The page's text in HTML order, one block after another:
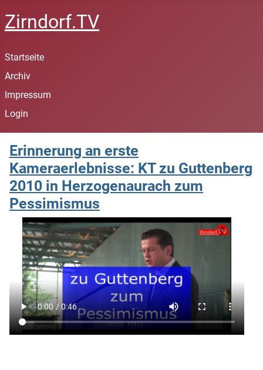
Zirndorf.TV
Startseite
Archiv
Impressum
Login
Erinnerung an erste
Kameraerlebnisse: KT zu Guttenberg
2010 in Herzogenaurach zum
Pessimismus